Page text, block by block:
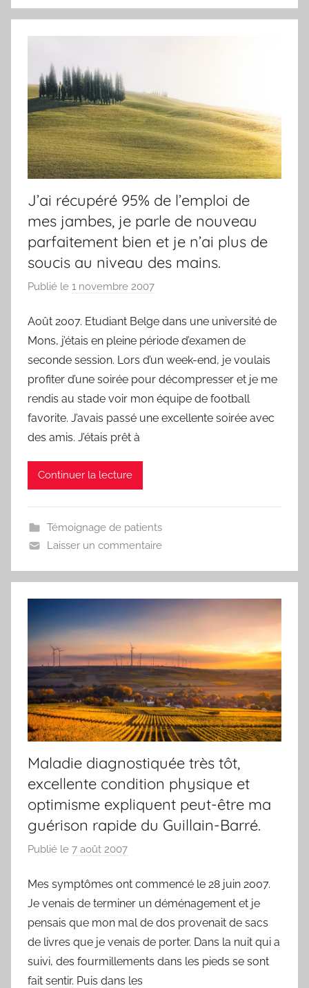
J’ai récupéré 95% de l’emploi de
mes jambes, je parle de nouveau
parfaitement bien et je n’ai plus de
soucis au niveau des mains.
Publié le 1 novembre 2007
r
F
r
e
d
Août 2007. Etudiant Belge dans une université de
Mons, j’étais en pleine période d’examen de
seconde session. Lors d’un week-end, je voulais
profiter d’une soirée pour décompresser et je me
rendis au stade voir mon équipe de football
favorite. J’avais passé une excellente soirée avec
des amis. J’étais prêt à
Continuer la lecture
Témoignage de patients
Laisser un commentaire
Maladie diagnostiquée très tôt,
excellente condition physique et
optimisme expliquent peut-être ma
guérison rapide du Guillain-Barré.
Publié le 7 août 2007
r
F
r
e
d
Mes symptômes ont commencé le 28 juin 2007.
Je venais de terminer un déménagement et je
pensais que mon mal de dos provenait de sacs
de livres que je venais de porter. Dans la nuit qui a
suivi, des fourmillements dans les pieds se sont
fait sentir. Puis dans les